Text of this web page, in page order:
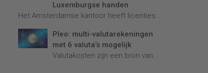
Luxemburgse handen
Het Amsterdamse kantoor heeft licenties...
Pleo: multi-valutarekeningen
met 6 valuta’s mogelijk
Valutakosten zijn een bron van...